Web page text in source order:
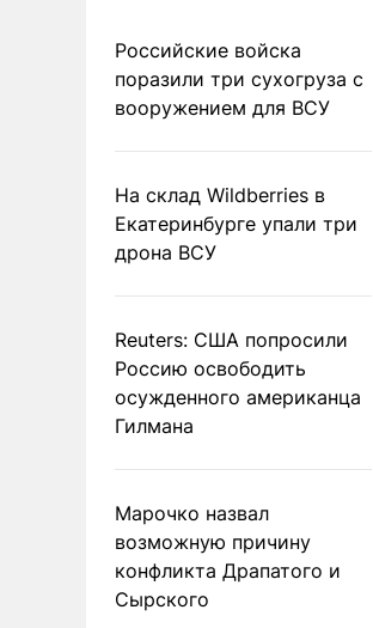
Российские войска
поразили три сухогруза с
вооружением для ВСУ
На склад Wildberries в
Екатеринбурге упали три
дрона ВСУ
Reuters: США попросили
Россию освободить
осужденного американца
Гилмана
Марочко назвал
возможную причину
конфликта Драпатого и
Сырского